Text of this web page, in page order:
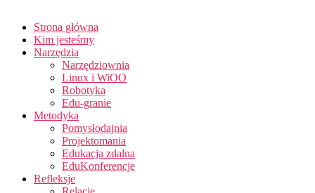
Strona główna
Kim jesteśmy
Narzędzia
Narzędziownia
Linux i WiOO
Robotyka
Edu-granie
Metodyka
Pomysłodajnia
Projektomania
Edukacja zdalna
EduKonferencje
Refleksje